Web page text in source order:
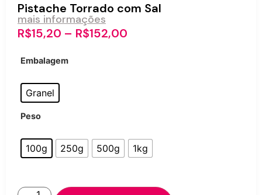
Pistache Torrado com Sal
mais informações
R$15,20 – R$152,00
Embalagem
Granel
Peso
100g 250g 500g 1kg